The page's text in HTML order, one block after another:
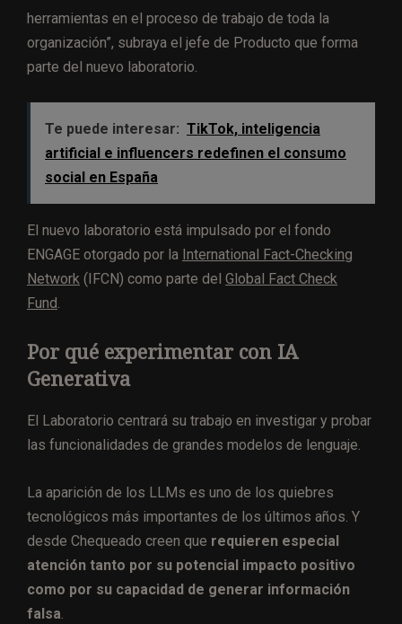
herramientas en el proceso de trabajo de toda la
organización”, subraya el jefe de Producto que forma
parte del nuevo laboratorio.
Te puede interesar: TikTok, inteligencia
artificial e influencers redefinen el consumo
social en España
El nuevo laboratorio está impulsado por el fondo
ENGAGE otorgado por la International Fact-Checking
Network (IFCN) como parte del Global Fact Check
Fund
Por qué experimentar con IA
Generativa
El Laboratorio centrará su trabajo en investigar y probar
las funcionalidades de grandes modelos de lenguaje.
La aparición de los LLMs es uno de los quiebres
tecnológicos más importantes de los últimos años. Y
desde Chequeado creen que requieren especial
atención tanto por su potencial impacto positivo
como por su capacidad de generar información
falsa